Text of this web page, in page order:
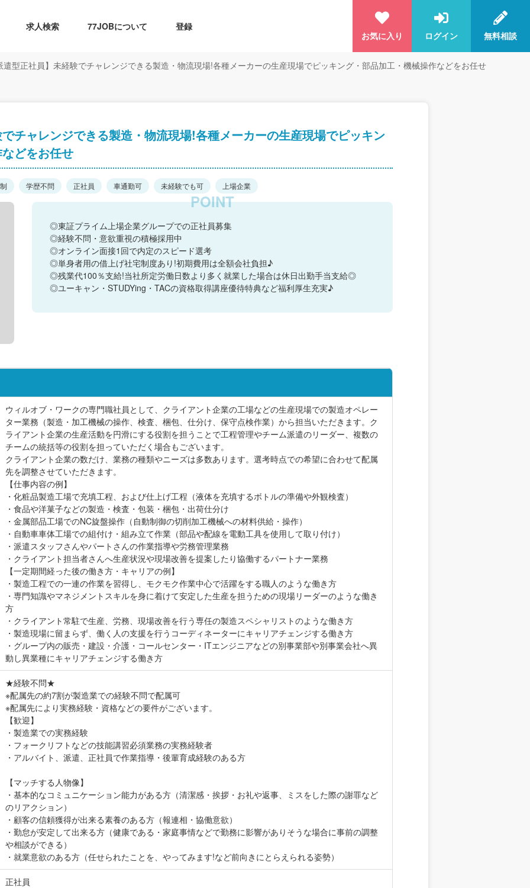
求人検索 77JOBについて
登録
お気に入り
ログイン 無料相談
遣型正社員】未経験でチャレンジできる製造・物流現場!各種メーカーの生産現場でピッキング・部品加工・機械操作などをお任せ
チャレンジできる製造・物流現場!各種メーカーの生産現場でピッキン
どをお任せ
学歴不問 正社員 車通勤可 未経験でも可 上場企業
◎東証プライム上場企業グループでの正社員募集
◎経験不問・意欲重視の積極採用中
◎オンライン面接1回で内定のスピード選考
◎単身者用の借上げ社宅制度あり!初期費用は全額会社負担♪
◎残業代100％支給!当社所定労働日数より多く就業した場合は休日出勤手当支給◎
◎ユーキャン・STUDYing・TACの資格取得講座優待特典など福利厚生充実♪
ウィルオブ・ワークの専門職社員として、クライアント企業の工場などの生産現場での製造オペレー
ター業務（製造・加工機械の操作、検査、梱包、仕分け、保守点検作業）から担当いただきます。ク
ライアント企業の生産活動を円滑にする役割を担うことで工程管理やチーム派遣のリーダー、複数の
チームの統括等の役割を担っていただく場合もございます。
クライアント企業の数だけ、業務の種類やニーズは多数あります。選考時点での希望に合わせて配属
先を調整させていただきます。
【仕事内容の例】
・化粧品製造工場で充填工程、および仕上げ工程（液体を充填するボトルの準備や外観検査）
・食品や洋菓子などの製造・検査・包装・梱包・出荷仕分け
・金属部品工場でのNC旋盤操作（自動制御の切削加工機械への材料供給・操作）
・自動車車体工場での組付け・組み立て作業（部品や配線を電動工具を使用して取り付け）
・派遣スタッフさんやパートさんの作業指導や労務管理業務
・クライアント担当者さんへ生産状況や現場改善を提案したり協働するパートナー業務
【一定期間経った後の働き方・キャリアの例】
・製造工程での一連の作業を習得し、モクモク作業中心で活躍をする職人のような働き方
・専門知識やマネジメントスキルを身に着けて安定した生産を担うための現場リーダーのような働き
方
・クライアント常駐で生産、労務、現場改善を行う専任の製造スペシャリストのような働き方
・製造現場に留まらず、働く人の支援を行うコーディネーターにキャリアチェンジする働き方
・グループ内の販売・建設・介護・コールセンター・ITエンジニアなどの別事業部や別事業会社へ異
動し異業種にキャリアチェンジする働き方
★経験不問★
※配属先の約7割が製造業での経験不問で配属可
※配属先により実務経験・資格などの要件がございます。
【歓迎】
・製造業での実務経験
・フォークリフトなどの技能講習必須業務の実務経験者
・アルバイト、派遣、正社員で作業指導・後輩育成経験のある方
【マッチする人物像】
・基本的なコミュニケーション能力がある方（清潔感・挨拶・お礼や返事、ミスをした際の謝罪など
のリアクション）
・顧客の信頼獲得が出来る素養のある方（報連相・協働意欲）
・勤怠が安定して出来る方（健康である・家庭事情などで勤務に影響がありそうな場合に事前の調整
や相談ができる）
・就業意欲のある方（任せられたことを、やってみます!など前向きにとらえられる姿勢）
正社員